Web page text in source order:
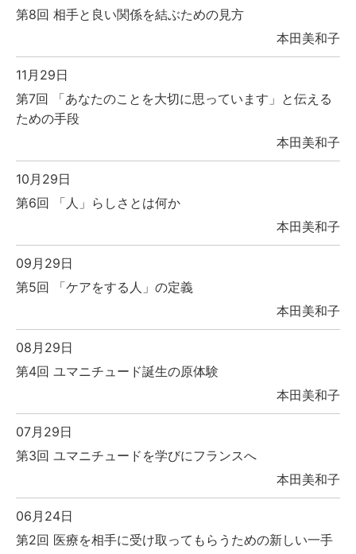
第8回 相手と良い関係を結ぶための見方
本田美和子
11月29日
第7回 「あなたのことを大切に思っています」と伝える
ための手段
本田美和子
10月29日
第6回 「人」らしさとは何か
本田美和子
09月29日
第5回 「ケアをする人」の定義
本田美和子
08月29日
第4回 ユマニチュード誕生の原体験
本田美和子
07月29日
第3回 ユマニチュードを学びにフランスへ
本田美和子
06月24日
第2回 医療を相手に受け取ってもらうための新しい一手